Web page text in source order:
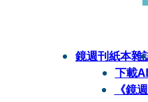
鏡週刊紙本雜
下載
《鏡